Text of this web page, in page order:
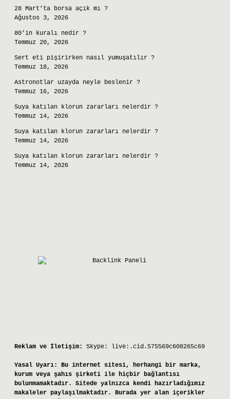
28 Mart’ta borsa açık mı ?
Ağustos 3, 2026
80’in kuralı nedir ?
Temmuz 20, 2026
Sert eti pişirirken nasıl yumuşatılır ?
Temmuz 18, 2026
Astronotlar uzayda neyle beslenir ?
Temmuz 16, 2026
Suya katılan klorun zararları nelerdir ?
Temmuz 14, 2026
Suya katılan klorun zararları nelerdir ?
Temmuz 14, 2026
Suya katılan klorun zararları nelerdir ?
Temmuz 14, 2026
Reklam ve İletişim: Skype: live:.cid.575569c608265c69
Yasal Uyarı:
Bu internet sitesi, herhangi bir marka,
kurum veya şahıs şirketi ile hiçbir bağlantısı
bulunmamaktadır. Sitede yalnızca kendi hazırladığımız
makaleler paylaşılmaktadır. Burada yer alan içerikler